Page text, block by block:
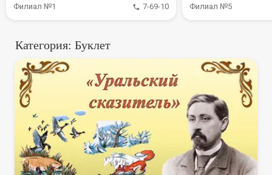
Филиал №1 7-69-10 Филиал №5
Категория: Буклет